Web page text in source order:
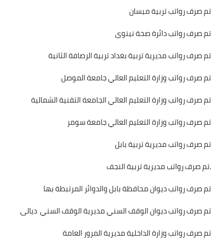
تم صرف رواتب تربية ميسان
تم صرف رواتب دائرة صحة نينوى
تم صرف رواتب مديرية تربية بغداد تربية الرصافة الثانية
تم صرف رواتب وزارة التعليم العالي جامعة الموصل
تم صرف رواتب وزارة التعليم العالي الجامعة التقنية الشمالية
تم صرف رواتب وزارة التعليم العالي جامعة سومر
تم صرف رواتب مديرية تربية بابل
.تم صرف رواتب مديرية تربية النجف
تم صرف رواتب ديوان محافظة بابل والدوائر المرتبطة بها
تم صرف رواتب ديوان الوقف السني مديرية الوقف السني ديالى
تم صرف رواتب وزارة الداخلية مديرية المرور العامة